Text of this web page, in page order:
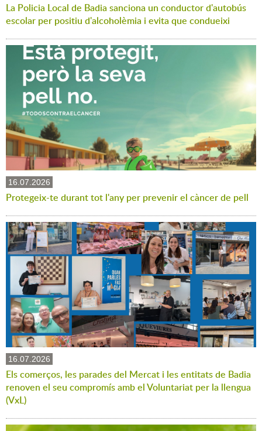
La Policia Local de Badia sanciona un conductor d'autobús
escolar per positiu d'alcoholèmia i evita que condueixi
16.07.2026
Protegeix-te durant tot l'any per prevenir el càncer de pell
16.07.2026
Els comerços, les parades del Mercat i les entitats de Badia
renoven el seu compromís amb el Voluntariat per la llengua
(VxL)